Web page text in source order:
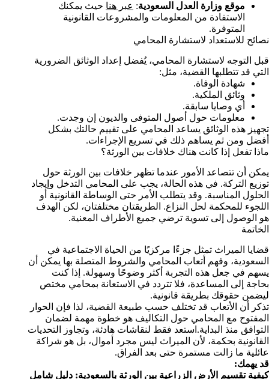
موقع وزارة العدل السعودية: عبر هنا حيث يمكنك
الاستفادة من المعلومات والمشروعات القانونية
المتوفرة.
نصائح للاستعداد لاستشارة المحامي
قبل التوجه لاستشارة المحامي، يُفضل إعداد الوثائق الضرورية
التي قد تتطلبها القضية، مثل:
شهادة الوفاة.
وثائق الملكية.
أي وصايا سابقة.
معلومات حول أصول المتوفى والديون إن وجدت.
تجهيز هذه الوثائق يساعد المحامي على تقييم حالتك بشكل
أفضل ومن ثم يساهم ذلك في تسريع الإجراءات.
ماذا تفعل إذا كانت هناك خلافات بين الورثة؟
يمكن أن تتصاعد الأمور عندما تظهر خلافات بين الورثة حول
توزيع التركة. في هذه الحالة، يجب على المحامي التدخل وإيجاد
الحلول المناسبة. وقد يتطلب الأمر حتى الوساطة القانونية أو
اللجوء للمحكمة لحل النزاع. الطريقتان مختلفتان، لكن الهدف
هو الوصول إلى تسوية ترضي جميع الأطراف المعنية.
الخاتمة
قضايا الميراث تمثل جزءًا مركزيًا من الحياة الاجتماعية في
السعودية، وفهم أتعاب المحامي والشروط المتصلة بها يمكن أن
يسهم في جعل هذه التجربة أكثر وضوحًا وسهولة. إذا كنت
بحاجة إلى المساعدة، فلا تتردد في الاستعانة بمحامي مختص
ليضمن حقوقك بطريقة قانونية.
تذكر أن الأتعاب قد تختلف حسب طبيعة القضية، لذا فإن الحوار
المفتوح مع المحامي حول التكاليف هو خطوة مهمة لضمان
التوافق منذ البداية.استعد فقط لنقاشات هادئة، وتجاوز التحديات
القانونية بحكمة، لأن الميراث ليس مجرد أموال، بل هو شراكة
عائلية ما زالت مستمرة حتى بعد الفراق.
قد يهمك:
كيفية تقسيم الأرض الزراعية بين الورثة بالسعودية: دليل شامل